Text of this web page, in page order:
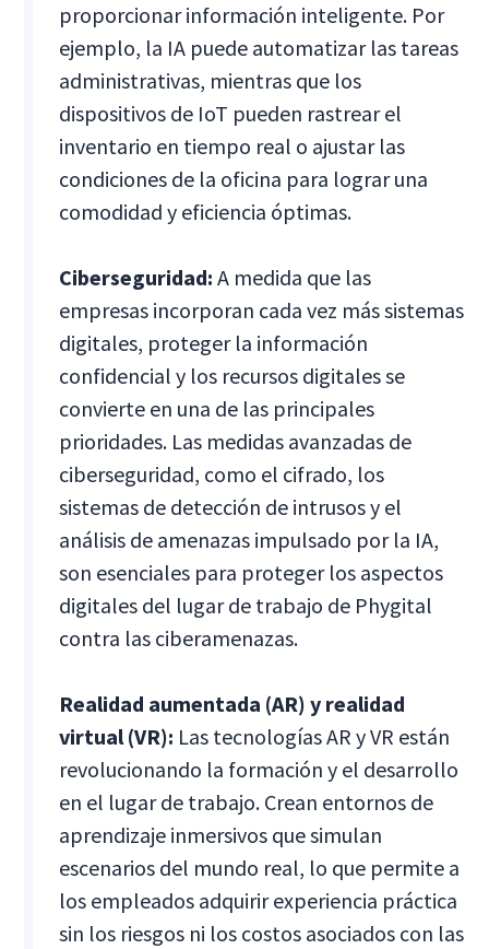
proporcionar información inteligente. Por
ejemplo, la IA puede automatizar las tareas
administrativas, mientras que los
dispositivos de IoT pueden rastrear el
inventario en tiempo real o ajustar las
condiciones de la oficina para lograr una
comodidad y eficiencia óptimas.
Ciberseguridad:A medida que las
empresas incorporan cada vez más sistemas
digitales, proteger la información
confidencial y los recursos digitales se
convierte en una de las principales
prioridades. Las medidas avanzadas de
ciberseguridad, como el cifrado, los
sistemas de detección de intrusos y el
análisis de amenazas impulsado por la IA,
son esenciales para proteger los aspectos
digitales del lugar de trabajo de Phygital
contra las ciberamenazas.
Realidad aumentada (AR) y realidad
virtual (VR): Las tecnologías AR y VR están
revolucionando la formación y el desarrollo
en el lugar de trabajo. Crean entornos de
aprendizaje inmersivos que simulan
escenarios del mundo real, lo que permite a
los empleados adquirir experiencia práctica
sin los riesgos ni los costos asociados con las